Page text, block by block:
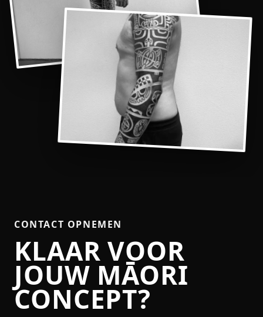
CONTACT OPNEMEN
KLAAR VOOR
JOUW MĀORI
CONCEPT?